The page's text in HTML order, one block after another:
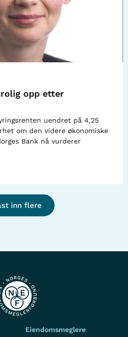
opp etter
uendret på 4,25
om den videre økonomiske
Bank nå vurderer
inn flere
Eiendomsmeglere